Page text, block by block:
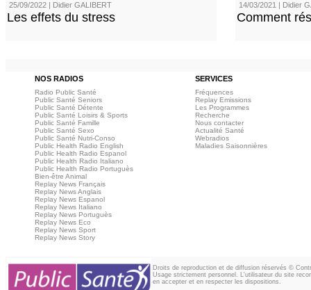
25/09/2022 | Didier GALIBERT
Les effets du stress
14/03/2021 | Didier
Comment
NOS RADIOS SERVICES
Radio Public Santé
Public Santé Seniors
Public Santé Détente
Public Santé Loisirs & Sports
Public Santé Famille
Public Santé Sexo
Public Santé Nutri-Conso
Public Health Radio English
Public Health Radio Espanol
Public Health Radio Italiano
Public Health Radio Portuguès
Bien-être Animal
Replay News Français
Replay News Anglais
Replay News Espanol
Replay News Italiano
Replay News Portuguès
Replay News Eco
Replay News Sport
Replay News Story
Fréquences
Replay Emissions
Les Programmes
Recherche
Nous contacter
Actualité Santé
Webradios
Maladies Saisonnières
Droits de reproduction et de diffusion réservés ©
Usage strictement personnel. L'utilisateur du site
en accepter et en respecter les dispositions.